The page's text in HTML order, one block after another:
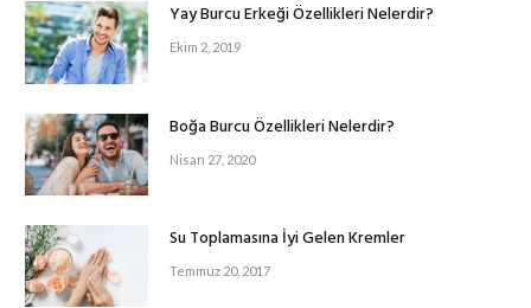
Yay Burcu Erkeği Özellikleri Nelerdir?
Ekim 2, 2019
Boğa Burcu Özellikleri Nelerdir?
Nisan 27, 2020
Su Toplamasına İyi Gelen Kremler
Temmuz 20, 2017